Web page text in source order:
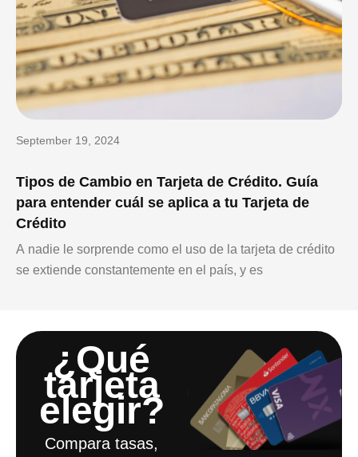
Tipos de Cambio en Tarjeta de Crédito. Guía
para entender cuál se aplica a tu Tarjeta de
Crédito
September 19, 2024
A nadie le sorprende como el uso de la tarjeta de crédito
se extiende constantemente en el país, y es
¿Qué
tarjeta
elegir?​
Compara tasas,